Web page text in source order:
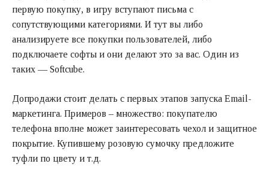
первую покупку, в игру вступают письма с
сопутствующими категориями. И тут вы либо
анализируете все покупки пользователей, либо
подключаете софты и они делают это за вас. Один из
таких — Softcube.
Допродажи стоит делать с первых этапов запуска Еmail-
маркетинга. Примеров – множество: покупателю
телефона вполне может заинтересовать чехол и защитное
покрытие. Купившему розовую сумочку предложите
туфли по цвету и т.д.